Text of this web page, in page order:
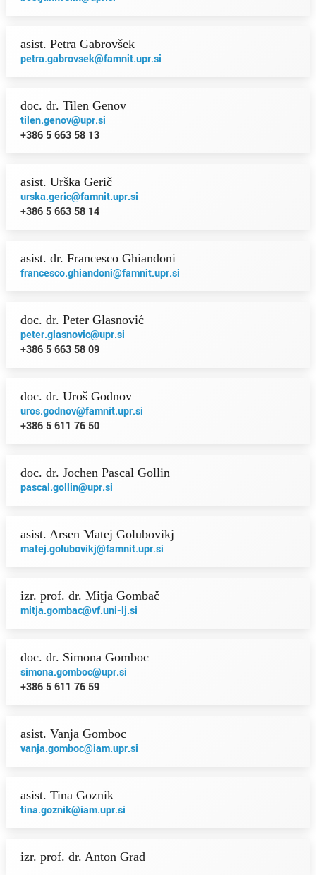
asist. Petra Gabrovšek
petra.gabrovsek@famnit.upr.si
doc. dr. Tilen Genov
tilen.genov@upr.si
+386 5 663 58 13
asist. Urška Gerič
urska.geric@famnit.upr.si
+386 5 663 58 14
asist. dr. Francesco Ghiandoni
francesco.ghiandoni@famnit.upr.si
doc. dr. Peter Glasnović
peter.glasnovic@upr.si
+386 5 663 58 09
doc. dr. Uroš Godnov
uros.godnov@famnit.upr.si
+386 5 611 76 50
doc. dr. Jochen Pascal Gollin
pascal.gollin@upr.si
asist. Arsen Matej Golubovikj
matej.golubovikj@famnit.upr.si
izr. prof. dr. Mitja Gombač
mitja.gombac@vf.uni-lj.si
doc. dr. Simona Gomboc
simona.gomboc@upr.si
+386 5 611 76 59
asist. Vanja Gomboc
vanja.gomboc@iam.upr.si
asist. Tina Goznik
tina.goznik@iam.upr.si
izr. prof. dr. Anton Grad